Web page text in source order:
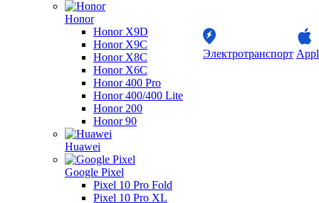
Honor
Honor X9D
Honor X9C
Honor X8C
Honor X6C
Honor 400 Pro
Honor 400/400 Lite
Honor 200
Honor 90
Huawei
Google Pixel
Pixel 10 Pro Fold
Pixel 10 Pro XL
Электротранспорт